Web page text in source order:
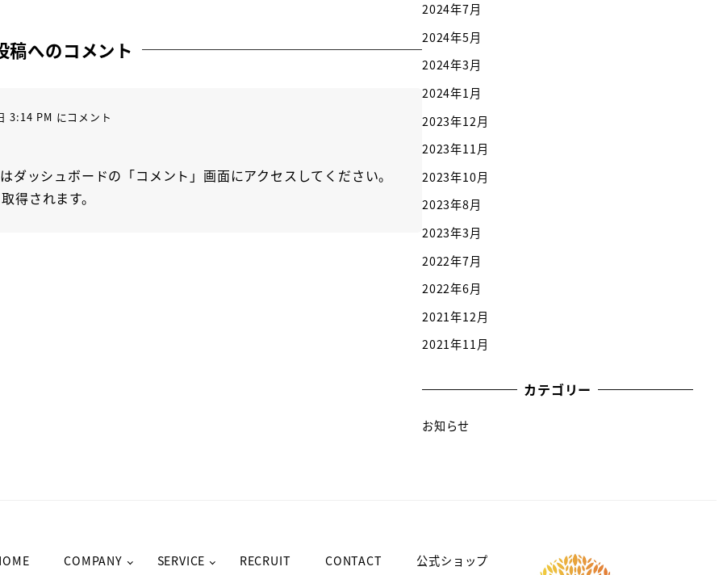
稿へのコメント
3:14 PM にコメント
ダッシュボードの「コメント」画面にアクセスしてください。
得されます。
2024年7月
2024年5月
2024年3月
2024年1月
2023年12月
2023年11月
2023年10月
2023年8月
2023年3月
2022年7月
2022年6月
2021年12月
2021年11月
カテゴリー
お知らせ
COMPANY SERVICE RECRUIT CONTACT 公式ショップ